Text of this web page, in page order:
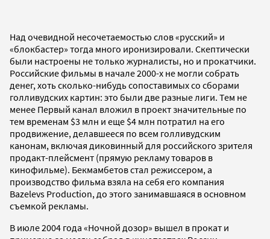
Над очевидной несочетаемостью слов «русский» и
«блокбастер» тогда много иронизировали. Скептически
были настроены не только журналисты, но и прокатчики.
Российские фильмы в начале 2000-х не могли собрать
денег, хоть сколько-нибудь сопоставимых со сборами
голливудских картин: это были две разные лиги. Тем не
менее Первый канал вложил в проект значительные по
тем временам $3 млн и еще $4 млн потратил на его
продвижение, делавшееся по всем голливудским
канонам, включая диковинный для российского зрителя
продакт-плейсмент (прямую рекламу товаров в
кинофильме). Бекмамбетов стал режиссером, а
производство фильма взяла на себя его компания
Bazelevs Production, до этого занимавшаяся в основном
съемкой рекламы.
В июле 2004 года «Ночной дозор» вышел в прокат и